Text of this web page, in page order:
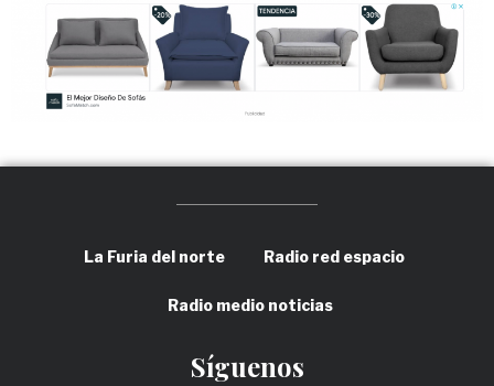
La Furia del norte Radio red espacio
Radio medio noticias
Síguenos